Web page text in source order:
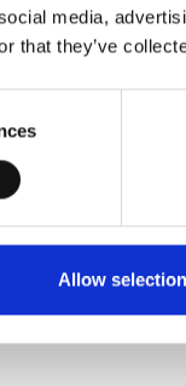
media,
that they’ve
Allow selection